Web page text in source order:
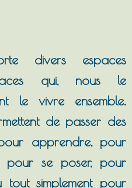
divers espaces
qui, nous le
le vivre ensemble.
de passer des
apprendre, pour
pour se poser, pour
simplement pour